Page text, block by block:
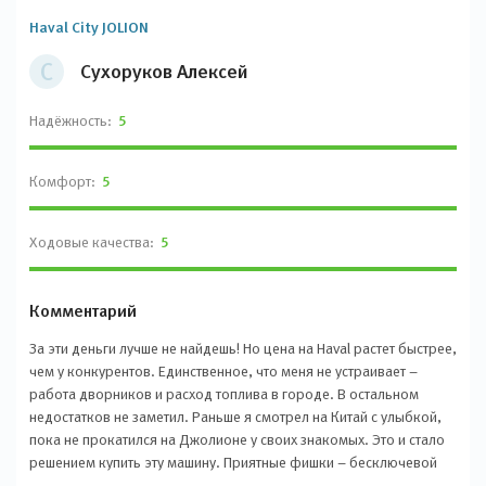
С Сухоруков Алексей
Haval City JOLION
Надёжность: 5
Комфорт: 5
Ходовые качества: 5
Комментарий
За эти деньги лучше не найдешь! Но цена на Haval растет быстрее,
чем у конкурентов. Единственное, что меня не устраивает –
работа дворников и расход топлива в городе. В остальном
недостатков не заметил. Раньше я смотрел на Китай с улыбкой,
пока не прокатился на Джолионе у своих знакомых. Это и стало
решением купить эту машину. Приятные фишки – бесключевой